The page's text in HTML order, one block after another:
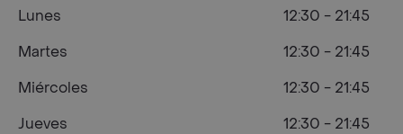
Lunes
12:30 - 21:45
Martes
12:30 - 21:45
Miércoles
12:30 - 21:45
Jueves
12:30 - 21:45